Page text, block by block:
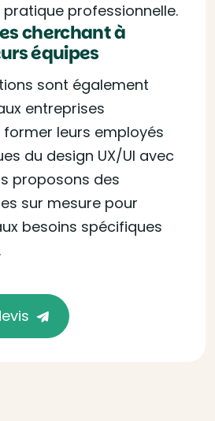
professionnelle.
cherchant à
équipes
sont également
entreprises
leurs employés
du design UX/UI avec
proposons des
sur mesure pour
besoins spécifiques